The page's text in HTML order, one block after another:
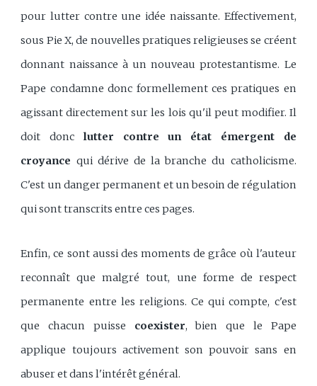
pour lutter contre une idée naissante. Effectivement,
sous Pie X, de nouvelles pratiques religieuses se créent
donnant naissance à un nouveau protestantisme. Le
Pape condamne donc formellement ces pratiques en
agissant directement sur les lois qu'il peut modifier. Il
doit donc lutter contre un état émergent de
croyance qui dérive de la branche du catholicisme.
C'est un danger permanent et un besoin de régulation
qui sont transcrits entre ces pages.
Enfin, ce sont aussi des moments de grâce où l'auteur
reconnaît que malgré tout, une forme de respect
permanente entre les religions. Ce qui compte, c'est
que chacun puisse coexister, bien que le Pape
applique toujours activement son pouvoir sans en
abuser et dans l'intérêt général.